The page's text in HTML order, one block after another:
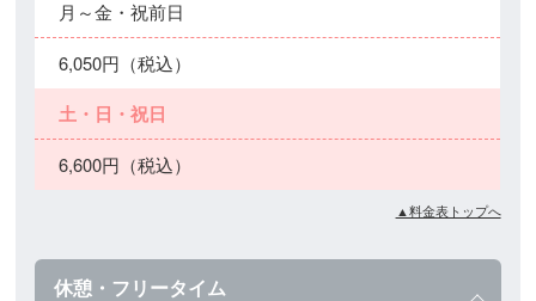
月～金・祝前日
6,050円（税込）
土・日・祝日
6,600円（税込）
▲料金表トップへ
休憩・フリータイム